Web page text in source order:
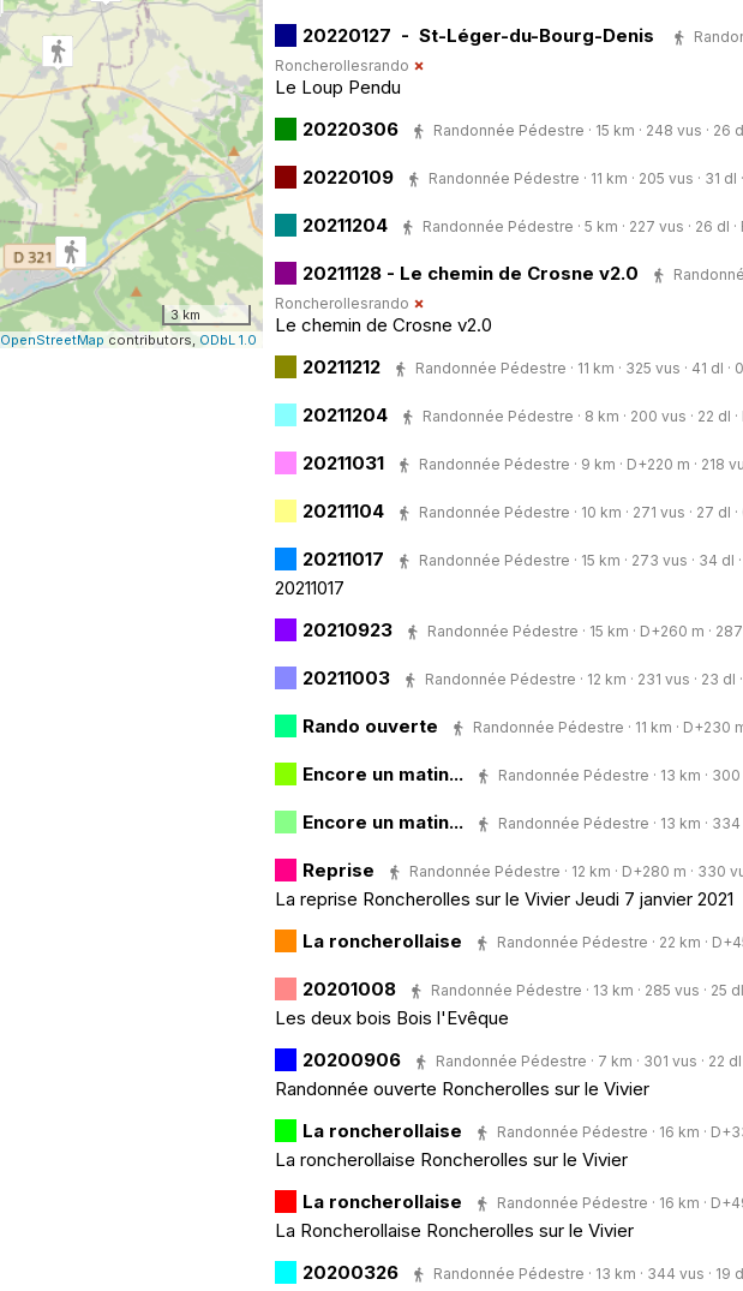
3 km
OpenStreetMap contributors, ODbL 1.0
20220127 - St-Léger-du-Bourg-Denis
Roncherollesrando
Le Loup Pendu
20220306
Randonnée Pédestre · 15 km · 248 vus · 26
20220109 Randonnée Pédestre · 11 km · 205 vus · 31 dl ·
20211204 Randonnée Pédestre · 5 km · 227 vus · 26 dl ·
20211128 - Le chemin de Crosne v2.0
Roncherollesrando
Le chemin de Crosne v2.0
20211212
Randonnée Pédestre · 11 km · 325 vus · 41 dl ·
20211204 Randonnée Pédestre · 8 km · 200 vus · 22 dl ·
20211031 Randonnée Pédestre · 9 km · D+220 m · 218
20211104 Randonnée Pédestre · 10 km · 271 vus · 27 dl ·
20211017 Randonnée Pédestre · 15 km · 273 vus · 34 dl ·
20211017
20210923
Randonnée Pédestre · 15 km · D+260 m · 287
20211003 Randonnée Pédestre · 12 km · 231 vus · 23 dl ·
Rando ouverte Randonnée Pédestre · 11 km · D+230
Encore un matin... Randonnée Pédestre · 13 km · 300
Encore un matin... Randonnée Pédestre · 13 km · 334
Reprise Randonnée Pédestre · 12 km · D+280 m · 330
La reprise Roncherolles sur le Vivier Jeudi 7 janvier 2021
La roncherollaise
Randonnée Pédestre · 22 km ·
20201008 Randonnée Pédestre · 13 km · 285 vus · 25 dl
Les deux bois Bois l'Evêque
20200906
Randonnée Pédestre · 7 km · 301 vus · 22 dl
Randonnée ouverte Roncherolles sur le Vivier
La roncherollaise
Randonnée Pédestre · 16 km ·
La roncherollaise Roncherolles sur le Vivier
La roncherollaise
Randonnée Pédestre · 16 km ·
La Roncherollaise Roncherolles sur le Vivier
20200326
Randonnée Pédestre · 13 km · 344 vus · 19